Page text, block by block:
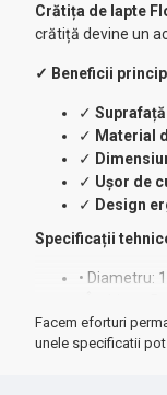
Crătița de lapte
crătiță devine un
✓ Beneficii
✓
✓ Material
✓
✓ Ușor de
✓ Design
Specificații
• Diametru:
• Material:
•
Facem eforturi
unele specificatii